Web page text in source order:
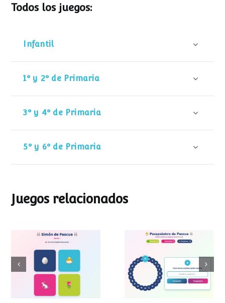
Todos los juegos:
Infantil
1º y 2º de Primaria
3º y 4º de Primaria
5º y 6º de Primaria
Juegos relacionados
Simon de Pascua
Pasapalabra de
Pascua